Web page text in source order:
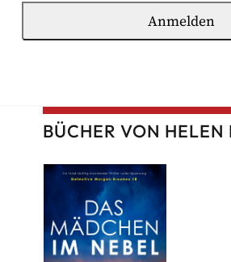
Anmelden
BÜCHER VON HELEN